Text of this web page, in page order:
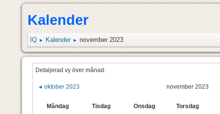
Kalender
IQ ► Kalender ► november 2023
Detaljerad vy över månad:
◄ oktober 2023 november 2023
Måndag Tisdag Onsdag Torsdag